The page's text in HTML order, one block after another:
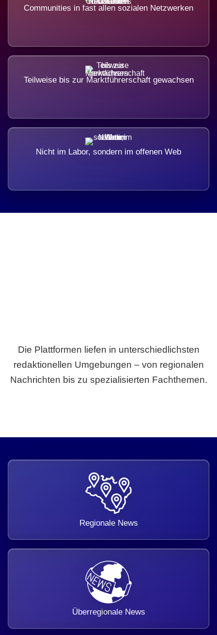
Communities in fast allen sozialen Netzwerken
Teilweise bis zur Marktführerschaft gewachsen
Nicht im Labor, sondern im offenen Web
Die Plattformen liefen in unterschiedlichsten
redaktionellen Umgebungen – von regionalen
Nachrichten bis zu spezialisierten Fachthemen.
Regionale News
Überregionale News